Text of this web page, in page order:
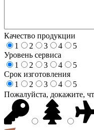
Качество продукции
1
2 3 4
5
Уровень сервиса
1
2 3 4
5
Срок изготовления
1
2 3 4
5
Пожалуйста, докажите,